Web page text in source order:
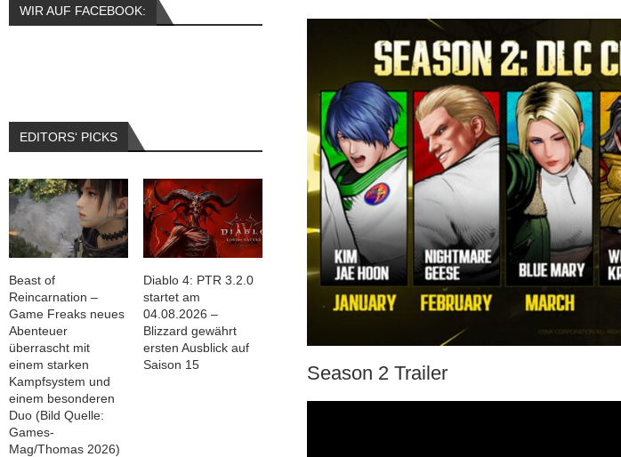
Season 2 Trailer
WIR AUF FACEBOOK:
EDITORS‘ PICKS
Beast of
Reincarnation –
Game Freaks neues
Abenteuer
überrascht mit
einem starken
Kampfsystem und
einem besonderen
Duo (Bild Quelle:
Games-
Mag/Thomas 2026)
Diablo 4: PTR 3.2.0
startet am
04.08.2026 –
Blizzard gewährt
ersten Ausblick auf
Saison 15